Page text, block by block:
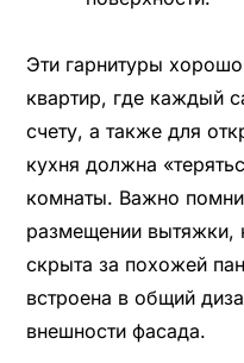
Эти гарнитуры
квартир, где каждый
счету, а также для
кухня должна
комнаты. Важно
размещении вытяжки,
скрыта за похожей
встроена в общий
внешности фасада.